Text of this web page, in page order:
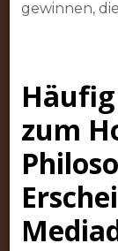
gewinnen,
zum